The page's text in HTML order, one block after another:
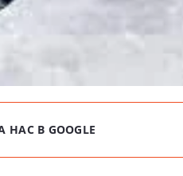
В GOOGLE